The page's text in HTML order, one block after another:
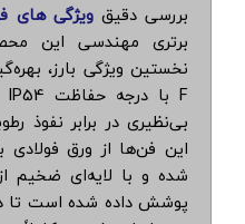
بررسی دقیقویژگی های
برتری مهندسی این
نخستین ویژگی بارز،
بی‌نظیری در برابر نفوذ
این فن‌ها از ورق فولادی
شده و با لایه‌ای ضخیم
پوشش داده شده است تا